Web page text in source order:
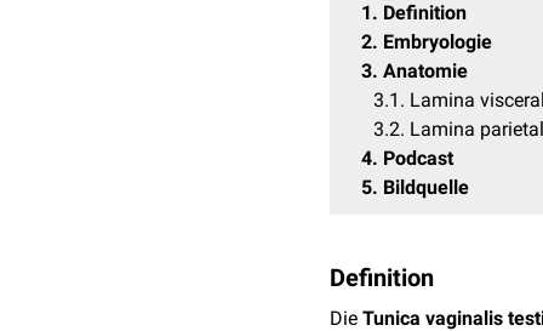
1
Definition
2 Embryologie
3 Anatomie
3.1
Lamina
3.2 Lamina
4 Podcast
5 Bildquelle
Definition
Die Tunica vaginalis